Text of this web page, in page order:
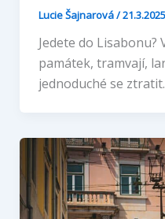
Lucie Šajnarová/21.3.2025
Jedete do Lisabonu?
památek, tramvají,
jednoduché se